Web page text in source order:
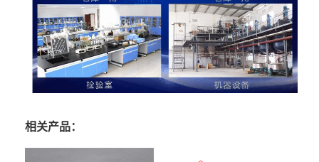
相关产品：